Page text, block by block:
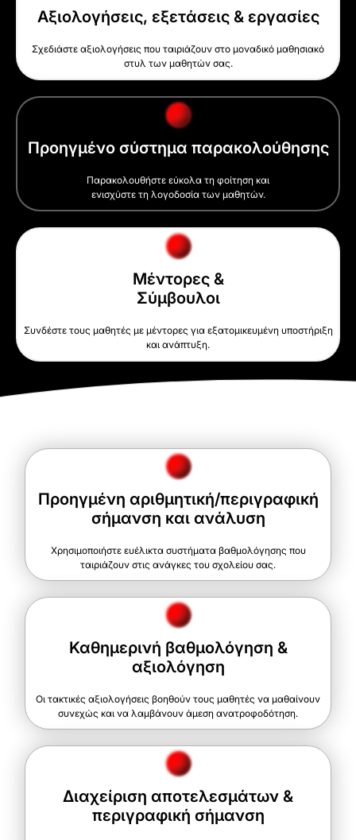
Αξιολογήσεις, εξετάσεις & εργασίες
Σχεδιάστε αξιολογήσεις που ταιριάζουν στο μοναδικό μαθησιακό
στυλ των μαθητών σας.
Προηγμένο σύστημα παρακολούθησης
Παρακολουθήστε εύκολα τη φοίτηση και
ενισχύστε τη λογοδοσία των μαθητών.
Μέντορες &
Σύμβουλοι
Συνδέστε τους μαθητές με μέντορες για εξατομικευμένη υποστήριξη
και ανάπτυξη.
Προηγμένη αριθμητική/περιγραφική
σήμανση και ανάλυση
Χρησιμοποιήστε ευέλικτα συστήματα βαθμολόγησης που
ταιριάζουν στις ανάγκες του σχολείου σας.
Καθημερινή βαθμολόγηση &
αξιολόγηση
Οι τακτικές αξιολογήσεις βοηθούν τους μαθητές να μαθαίνουν
συνεχώς και να λαμβάνουν άμεση ανατροφοδότηση.
Διαχείριση αποτελεσμάτων &
περιγραφική σήμανση